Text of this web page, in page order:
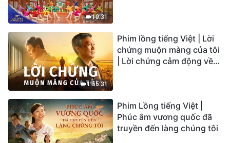
10:31
1:55:31
Phim lồng tiếng Việt | Lời
chứng muộn màng của tôi
| Lời chứng cảm động về
Phim Lồng tiếng Việt |
Phúc âm vương quốc đã
truyền đến làng chúng tôi